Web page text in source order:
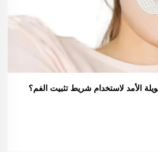
الأمد لاستخدام شريط تثبيت الفم؟